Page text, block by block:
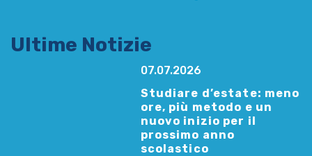
Ultime Notizie
07.07.2026
Studiare d’estate: meno
ore, più metodo e un
nuovo inizio per il
prossimo anno
scolastico